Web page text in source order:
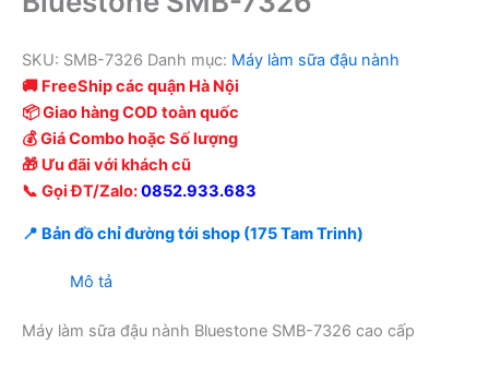
SKU: SMB-7326 Danh mục: Máy làm sữa đậu nành
🚚 FreeShip các quận Hà Nội
📦 Giao hàng COD toàn quốc
💰 Giá Combo hoặc Số lượng
🎁 Ưu đãi với khách cũ
📞 Gọi ĐT/Zalo:0852.933.683
📍 Bản đồ chỉ đường tới shop (175 Tam Trinh)
Mô tả
Máy làm sữa đậu nành Bluestone SMB-7326 cao cấp